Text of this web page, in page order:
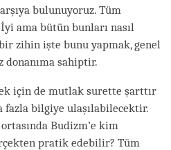
bulunuyoruz. Tüm
ama bütün bunları nasıl
zihin işte bunu yapmak, genel
sahiptir.
için de mutlak surette şarttır
bilgiye ulaşılabilecektir.
Budizm’e kim
pratik edebilir? Tüm